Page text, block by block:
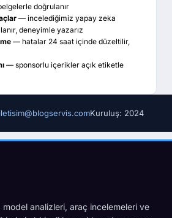
doğrulanır
— incelediğimiz yapay zeka
deneyimle yazarız
— hatalar 24 saat içinde düzeltilir,
— sponsorlu içerikler açık etiketle
iletisim@blogservis.comKuruluş: 2024
analizleri, araç incelemeleri ve